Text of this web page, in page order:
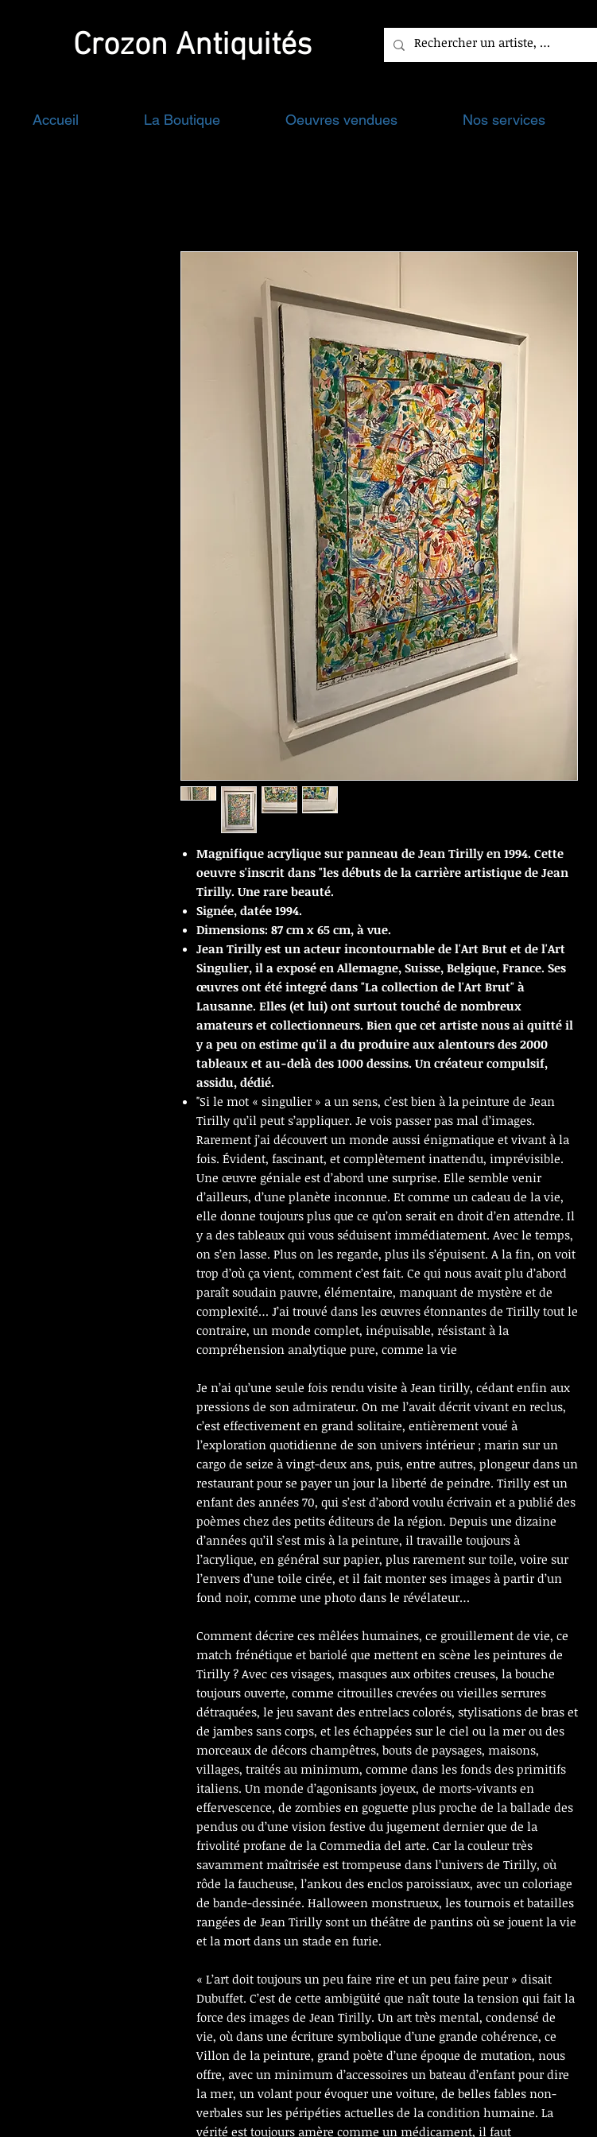
Crozon Antiquités
Accueil La Boutique Oeuvres vendues Nos services
Magnifique acrylique sur panneau de Jean Tirilly en 1994. Cette
oeuvre s'inscrit dans "les débuts de la carrière artistique de Jean
Tirilly. Une rare beauté.
Signée, datée 1994.
Dimensions: 87 cm x 65 cm, à vue.
Jean Tirilly est un acteur incontournable de l'Art Brut et de l'Art
Singulier, il a exposé en Allemagne, Suisse, Belgique, France. Ses
œuvres ont été integré dans "La collection de l'Art Brut" à
Lausanne. Elles (et lui) ont surtout touché de nombreux
amateurs et collectionneurs. Bien que cet artiste nous ai quitté il
y a peu on estime qu'il a du produire aux alentours des 2000
tableaux et au-delà des 1000 dessins. Un créateur compulsif,
assidu, dédié.
"Si le mot « singulier » a un sens, c’est bien à la peinture de Jean
Tirilly qu’il peut s’appliquer. Je vois passer pas mal d’images.
Rarement j’ai découvert un monde aussi énigmatique et vivant à la
fois. Évident, fascinant, et complètement inattendu, imprévisible.
Une œuvre géniale est d’abord une surprise. Elle semble venir
d’ailleurs, d’une planète inconnue. Et comme un cadeau de la vie,
elle donne toujours plus que ce qu’on serait en droit d’en attendre. Il
y a des tableaux qui vous séduisent immédiatement. Avec le temps,
on s’en lasse. Plus on les regarde, plus ils s’épuisent. A la fin, on voit
trop d’où ça vient, comment c’est fait. Ce qui nous avait plu d’abord
paraît soudain pauvre, élémentaire, manquant de mystère et de
complexité… J’ai trouvé dans les œuvres étonnantes de Tirilly tout le
contraire, un monde complet, inépuisable, résistant à la
compréhension analytique pure, comme la vie
Je n’ai qu’une seule fois rendu visite à Jean tirilly, cédant enfin aux
pressions de son admirateur. On me l’avait décrit vivant en reclus,
c’est effectivement en grand solitaire, entièrement voué à
l’exploration quotidienne de son univers intérieur ; marin sur un
cargo de seize à vingt-deux ans, puis, entre autres, plongeur dans un
restaurant pour se payer un jour la liberté de peindre. Tirilly est un
enfant des années 70, qui s’est d’abord voulu écrivain et a publié des
poèmes chez des petits éditeurs de la région. Depuis une dizaine
d’années qu’il s’est mis à la peinture, il travaille toujours à
l’acrylique, en général sur papier, plus rarement sur toile, voire sur
l’envers d’une toile cirée, et il fait monter ses images à partir d’un
fond noir, comme une photo dans le révélateur…
Comment décrire ces mêlées humaines, ce grouillement de vie, ce
match frénétique et bariolé que mettent en scène les peintures de
Tirilly ? Avec ces visages, masques aux orbites creuses, la bouche
toujours ouverte, comme citrouilles crevées ou vieilles serrures
détraquées, le jeu savant des entrelacs colorés, stylisations de bras et
de jambes sans corps, et les échappées sur le ciel ou la mer ou des
morceaux de décors champêtres, bouts de paysages, maisons,
villages, traités au minimum, comme dans les fonds des primitifs
italiens. Un monde d’agonisants joyeux, de morts-vivants en
effervescence, de zombies en goguette plus proche de la ballade des
pendus ou d’une vision festive du jugement dernier que de la
frivolité profane de la Commedia del arte. Car la couleur très
savamment maîtrisée est trompeuse dans l’univers de Tirilly, où
rôde la faucheuse, l’ankou des enclos paroissiaux, avec un coloriage
de bande-dessinée. Halloween monstrueux, les tournois et batailles
rangées de Jean Tirilly sont un théâtre de pantins où se jouent la vie
et la mort dans un stade en furie.
« L’art doit toujours un peu faire rire et un peu faire peur » disait
Dubuffet. C’est de cette ambigüité que naît toute la tension qui fait la
force des images de Jean Tirilly. Un art très mental, condensé de
vie, où dans une écriture symbolique d’une grande cohérence, ce
Villon de la peinture, grand poète d’une époque de mutation, nous
offre, avec un minimum d’accessoires un bateau d’enfant pour dire
la mer, un volant pour évoquer une voiture, de belles fables non-
verbales sur les péripéties actuelles de la condition humaine. La
vérité est toujours amère comme un médicament, il faut